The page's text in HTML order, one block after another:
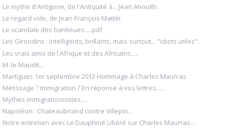
Le mythe d'Antigone, de l'Antiquité à... Jean Anouilh.
Le regard vide, de Jean-François Mattéi
Le scandale des banlieues.....pdf
Les Girondins : intelligents, brillants, mais surtout... "idiots utiles".
Les vrais amis de l'Afrique et des Africains.....
M. le Maudit....
Martigues 1er septembre 2012 Hommage à Charles Maurras
Métissage ? Immigration ? En réponse à vos lettres.....
Mythes immigrationnistes....
Napoléon : Chateaubriand contre Villepin...
Notre entretien avec Le Dauphiné Libéré sur Charles Maurras...